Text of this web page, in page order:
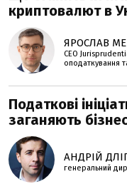
криптовалют в
ЯРОСЛАВ
CEO
оподаткування
Податкові
заганяють
АНДРІЙ
генеральний